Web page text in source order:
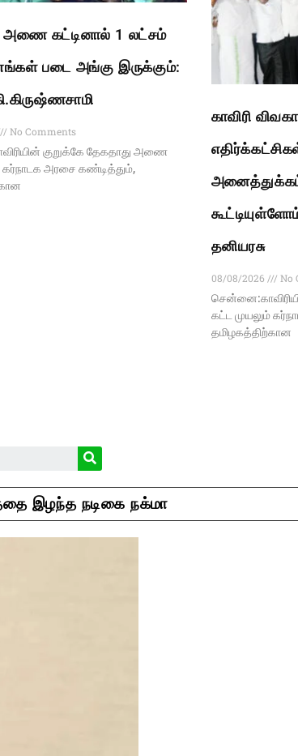
அணை கட்டினால் 1 லட்சம்
படை அங்கு இருக்கும்:
No Comments
குறுக்கே தேகதாது அணை
கர்நாடக அரசை கண்டித்தும்,
காவிரி
தனியரசு
08/08/2026
No
கட்ட முயலும்
தமிழகத்திற்கான
இழந்த நடிகை நக்மா